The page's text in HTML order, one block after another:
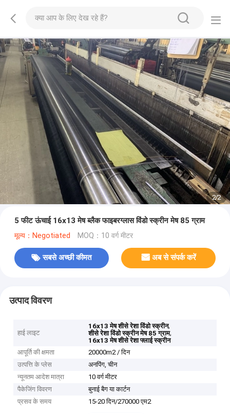
2/2
5 फीट ऊंचाई 16x13 मेष ब्लैक फाइबरग्लास विंडो स्क्रीन मेष 85 ग्राम
मूल्य：Negotiated MOQ：10 वर्ग मीटर
सबसे अच्छी कीमत अब से संपर्क करें
उत्पाद विवरण
हाई लाइट
16x13 मेष शीसे रेशा विंडो स्क्रीन,
शीसे रेशा विंडो स्क्रीन मेष 85 ग्राम,
16x13 मेष शीसे रेशा फ्लाई स्क्रीन
आपूर्ति की क्षमता
20000m2 / दिन
उत्पत्ति के प्लेस
अनपिंग, चीन
न्यूनतम आदेश मात्रा
10 वर्ग मीटर
पैकेजिंग विवरण
बुनाई बैग या कार्टन
प्रसव के समय
15-20 दिन/270000 एम2